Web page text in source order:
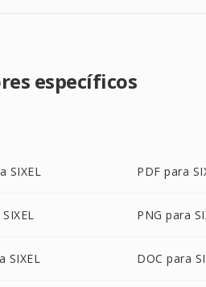
específicos
SIXEL PDF para
PNG para
SIXEL DOC para